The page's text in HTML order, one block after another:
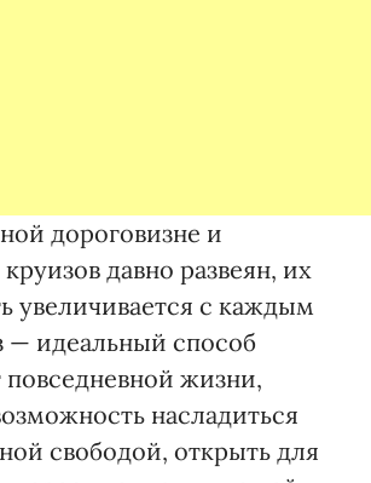
дороговизне и
давно развеян, их
увеличивается с каждым
— идеальный способ
повседневной жизни,
насладиться
свободой, открыть для